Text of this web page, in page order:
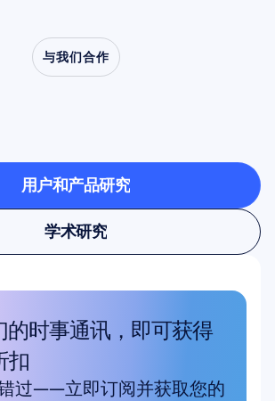
与我们合作
有什么可能
用户和产品研究
用户和产品研究
学术研究
学术研究
的时事通讯，即可获得
扣
过——立即订阅并获取您的